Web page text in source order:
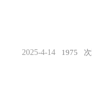
1975
2025-4-14